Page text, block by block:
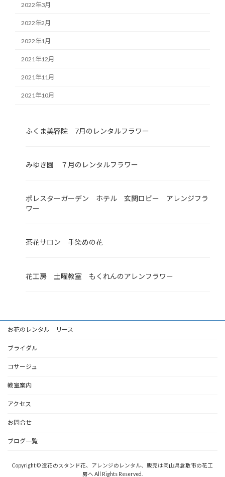
2022年3月
2022年2月
2022年1月
2021年12月
2021年11月
2021年10月
ふくま美容院 7月のレンタルフラワー
みゆき園 ７月のレンタルフラワー
ポレスターガーデン ホテル 玄関ロビー アレンジフラ
ワー
茶花サロン 手染めの花
花工房 土曜教室 もくれんのアレンフラワー
お花のレンタル リース
ブライダル
コサージュ
教室案内
アクセス
お問合せ
ブログ一覧
Copyright © 造花のスタンド花、アレンジのレンタル、販売は岡山県倉敷市の花工
房へ All Rights Reserved.